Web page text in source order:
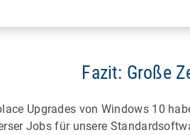
Fazit: Große
Upgrades von Windows 10
Jobs für unsere